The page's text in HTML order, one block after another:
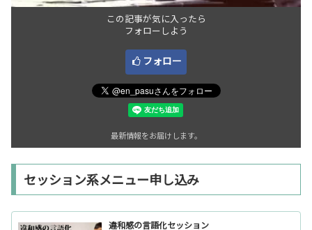
この記事が気に入ったら
フォローしよう
フォロー
最新情報をお届けします。
セッション系メニュー申し込み
違和感の言語化セッション